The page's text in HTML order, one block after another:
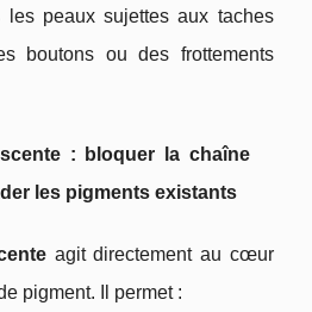
les peaux sujettes aux taches
boutons ou des frottements
: bloquer la chaîne
les pigments existants
agit directement au cœur
pigment. Il permet :